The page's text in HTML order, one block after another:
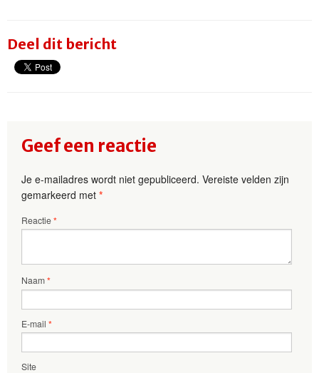
Deel dit bericht
Geef een reactie
Je e-mailadres wordt niet gepubliceerd. Vereiste velden zijn
gemarkeerd met *
Reactie*
Naam*
E-mail *
Site